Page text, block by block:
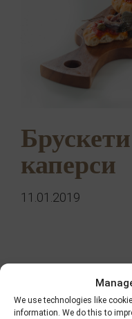
We use technologies like
information. We do this to
каперси
11.01.2019